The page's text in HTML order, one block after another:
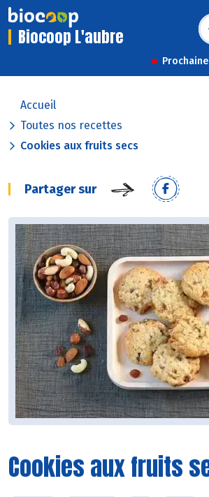
Biocoop L'aubre
Accueil
Toutes nos recettes
Cookies aux fruits secs
Partager sur
Cookies aux fruits